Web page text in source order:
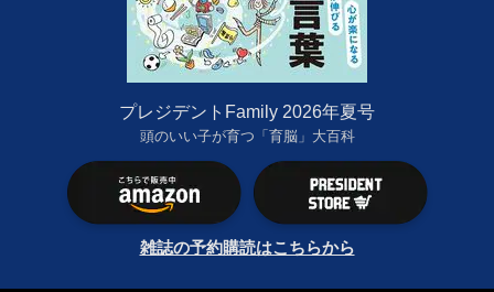
プレジデントFamily 2026年夏号
頭のいい子が育つ「育脳」大百科
雑誌の予約購読はこちらから